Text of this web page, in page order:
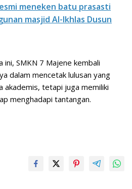
meneken batu prasasti
masjid Al-Ikhlas Dusun
ini, SMKN 7 Majene kembali
dalam mencetak lulusan yang
akademis, tetapi juga memiliki
menghadapi tantangan.